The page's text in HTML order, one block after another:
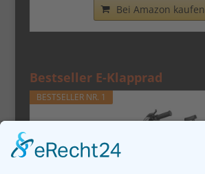
Bei Amazon kaufen
Bestseller E-Klapprad
BESTSELLER NR. 1